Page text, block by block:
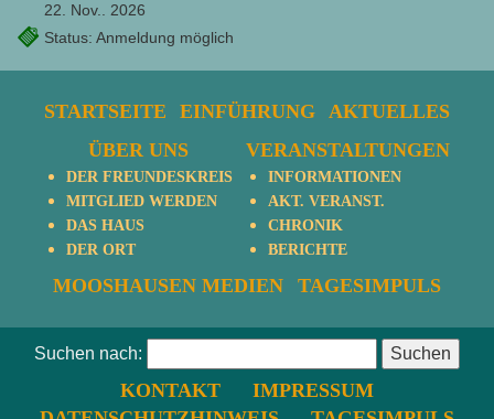
22. Nov.. 2026
Status: Anmeldung möglich
STARTSEITE EINFÜHRUNG
AKTUELLES
ÜBER UNS
DER FREUNDESKREIS
MITGLIED WERDEN
DAS HAUS
DER ORT
VERANSTALTUNGEN
INFORMATIONEN
AKT. VERANST.
CHRONIK
BERICHTE
MOOSHAUSEN MEDIEN TAGESIMPULS
Suchen nach:
KONTAKT
IMPRESSUM